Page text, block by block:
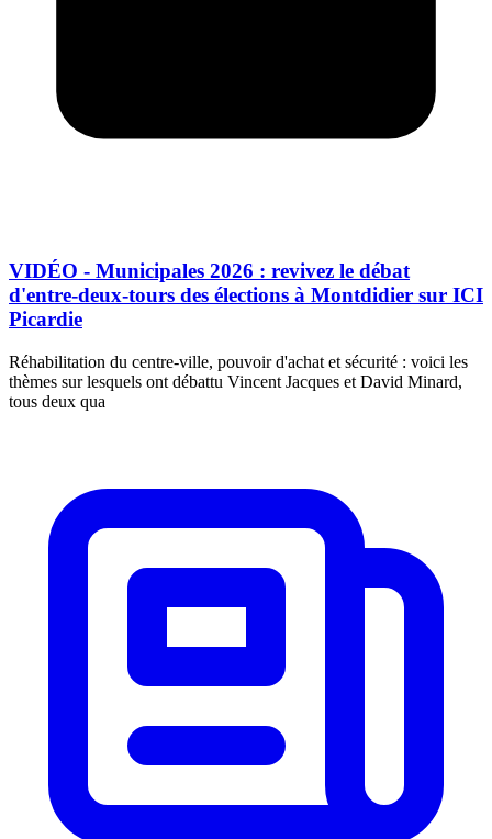
VIDÉO - Municipales 2026 : revivez le débat
d'entre-deux-tours des élections à Montdidier sur ICI
Picardie
Réhabilitation du centre-ville, pouvoir d'achat et sécurité : voici les
thèmes sur lesquels ont débattu Vincent Jacques et David Minard,
tous deux qua